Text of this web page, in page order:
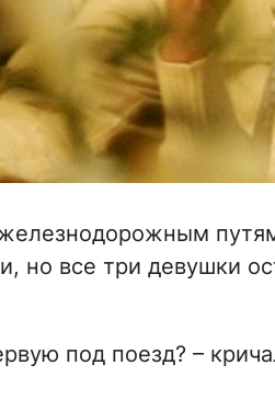
но все три девушки
под поезд? –